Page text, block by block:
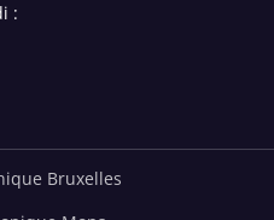
:
Bruxelles